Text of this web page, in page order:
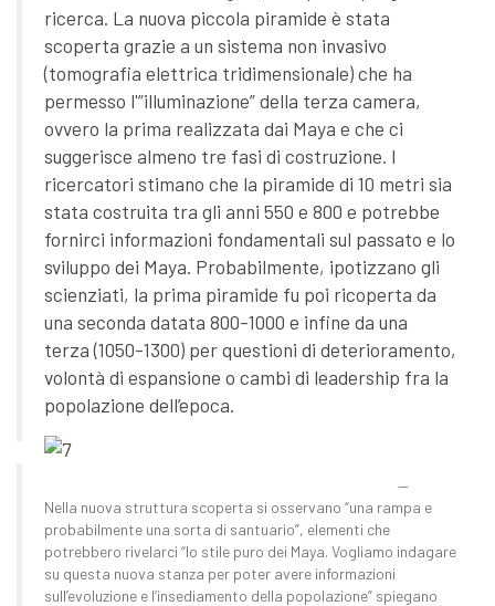
ricerca. La nuova piccola piramide è stata
scoperta grazie a un sistema non invasivo
(tomografia elettrica tridimensionale) che ha
permesso l'”illuminazione” della terza camera,
ovvero la prima realizzata dai Maya e che ci
suggerisce almeno tre fasi di costruzione. I
ricercatori stimano che la piramide di 10 metri sia
stata costruita tra gli anni 550 e 800 e potrebbe
fornirci informazioni fondamentali sul passato e lo
sviluppo dei Maya. Probabilmente, ipotizzano gli
scienziati, la prima piramide fu poi ricoperta da
una seconda datata 800-1000 e infine da una
terza (1050-1300) per questioni di deterioramento,
volontà di espansione o cambi di leadership fra la
popolazione dell’epoca.
Nella nuova struttura scoperta si osservano “una rampa e
probabilmente una sorta di santuario”, elementi che
potrebbero rivelarci “lo stile puro dei Maya. Vogliamo indagare
su questa nuova stanza per poter avere informazioni
sull’evoluzione e l’insediamento della popolazione” spiegano